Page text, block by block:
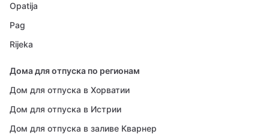
Opatija
Pag
Rijeka
Дома для отпуска по регионам
Дом для отпуска в Хорватии
Дом для отпуска в Истрии
Дом для отпуска в заливе Кварнер